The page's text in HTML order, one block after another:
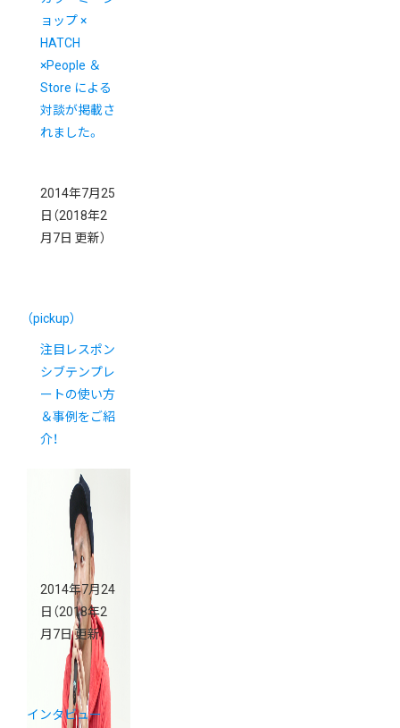
ョップ ×
HATCH
×People ＆
Store による
対談が掲載さ
れました。
2014年7月25
日 （2018年2
月7日 更新）
（pickup）
注目レスポン
シブテンプレ
ートの使い方
＆事例をご紹
介！
2014年7月24
日 （2018年2
月7日 更新）
インタビュー